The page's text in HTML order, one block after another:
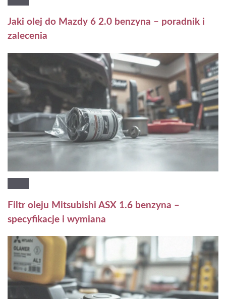
Jaki olej do Mazdy 6 2.0 benzyna – poradnik i
zalecenia
Filtr oleju Mitsubishi ASX 1.6 benzyna –
specyfikacje i wymiana